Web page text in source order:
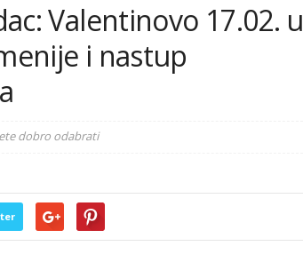
Valentinovo 17.02. u
i nastup
dobro odabrati